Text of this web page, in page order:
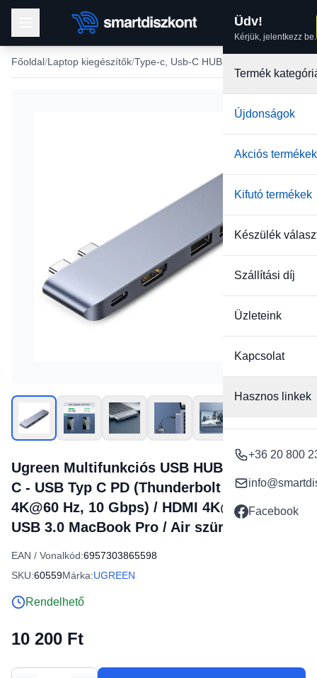
Üdv!
Kérjük, jelentkezz be.
Termék
Újdonságok
Akciós termékek
Kifutó termékek
Készülék
Szállítási díj
Üzleteink
Kapcsolat
Hasznos linkek
+36 20 800
Facebook
Főoldal Laptop kiegészítők Type-c, Usb-C HUB, adapter
Ugreen Multifunkciós USB HUB 2x USB Typ
C - USB Typ C PD (Thunderbolt 3, 100W,
4K@60 Hz, 10 Gbps) / HDMI 4K@30 Hz / 3x
USB 3.0 MacBook Pro / Air szürke (60559)
EAN / Vonalkód:6957303865598
SKU:60559Márka:UGREEN
Rendelhető
10 200 Ft